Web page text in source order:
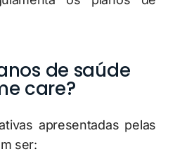
de saúde
care?
apresentadas pelas
ser: